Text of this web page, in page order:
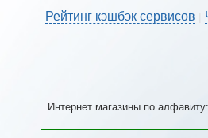
Рейтинг кэшбэк сервисов
Интернет магазины по алфавиту: